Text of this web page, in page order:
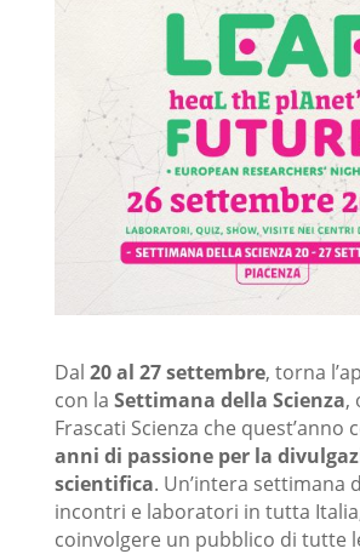
Dal 20 al 27 settembre, torna
con la Settimana della Scienza,
Frascati Scienza che quest’anno
anni di passione per la
scientifica. Un’intera settimana
incontri e laboratori in tutta
coinvolgere un pubblico di tutte